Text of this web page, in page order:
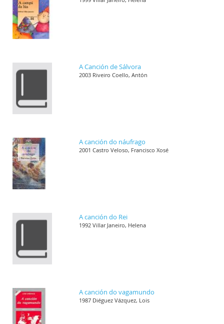
A Canción de Sálvora
2003 Riveiro Coello, Antón
A canción do náufrago
2001 Castro Veloso, Francisco Xosé
A canción do Rei
1992 Villar Janeiro, Helena
A canción do vagamundo
1987 Diéguez Vázquez, Lois